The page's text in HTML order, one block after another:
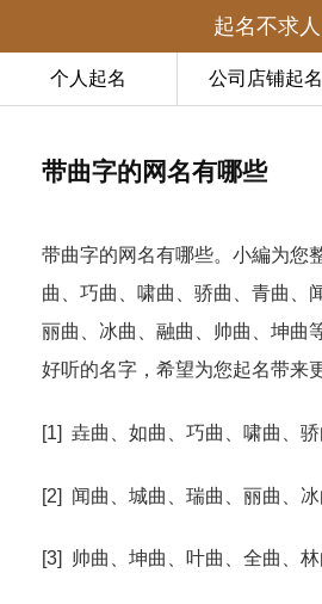
起名不求人
个人起名 公司店铺起名
带曲字的网名有哪些
带曲字的网名有哪些。小編为您
曲、巧曲、啸曲、骄曲、青曲、
丽曲、冰曲、融曲、帅曲、坤曲
好听的名字，希望为您起名带来
[1] 垚曲、如曲、巧曲、啸曲、
[2] 闻曲、城曲、瑞曲、丽曲、
[3] 帅曲、坤曲、叶曲、全曲、